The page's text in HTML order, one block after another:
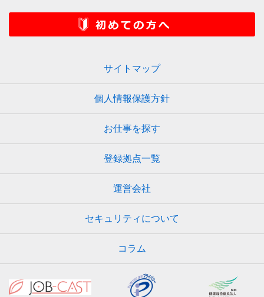
サイトマップ
個人情報保護方針
お仕事を探す
登録拠点一覧
運営会社
セキュリティについて
コラム